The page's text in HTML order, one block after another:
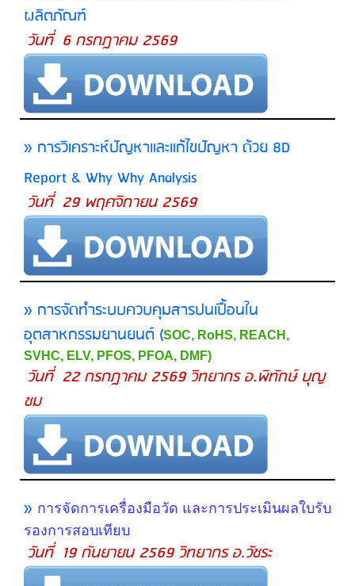
ผลิตภัณฑ์
วันที่ 6 กรกฎาคม 2569
» การวิเคราะห์ปัญหาและแก้ไขปัญหา ด้วย 8D
Report & Why Why Analysis
วันที่ 29 พฤศจิกายน 2569
» การจัดทำระบบควบคุมสารปนเปื้อนใน
อุตสาหกรรมยานยนต์ (SOC, RoHS, REACH,
SVHC, ELV, PFOS, PFOA, DMF)
วันที่ 22 กรกฎาคม 2569 วิทยากร อ.พิทักษ์ บุญ
ชม
» การจัดการเครื่องมือวัด และการประเมินผลใบรับ
รองการสอบเทียบ
วันที่ 19 กันยายน 2569 วิทยากร อ.วัชระ